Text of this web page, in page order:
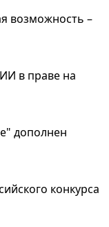
возможность –
в праве на
дополнен
конкурса